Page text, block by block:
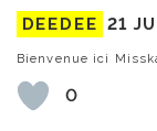
DEEDEE 21
Bienvenue ici
0